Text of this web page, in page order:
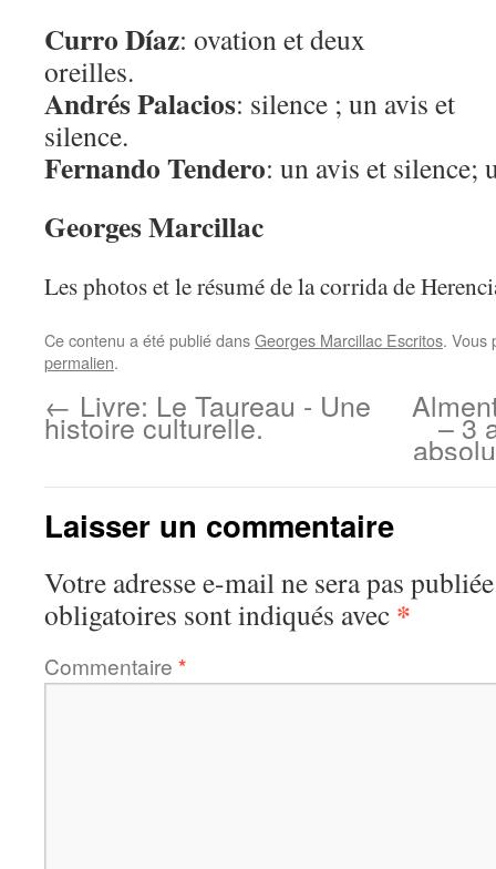
Curro Díaz: ovation et deux
Andrés Palacios: silence ; un avis et
Fernando Tendero: un avis et silence;
Georges Marcillac
Les photos et le résumé de la corrida de
Ce contenu a été publié dansGeorges Marcillac Escritos. Vous
permalien.
← Livre: Le Taureau - Une
histoire culturelle. – 3
Laisser un commentaire
Votre adresse e-mail ne sera pas
obligatoires sont indiqués avec *
Commentaire *